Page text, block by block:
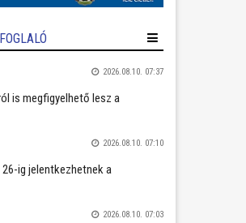
2026.08.10. 07:37
is megfigyelhető lesz a
2026.08.10. 07:10
ig jelentkezhetnek a
2026.08.10. 07:03